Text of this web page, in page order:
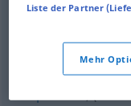
to be
aussprechen
Liste der Partner
Mehr